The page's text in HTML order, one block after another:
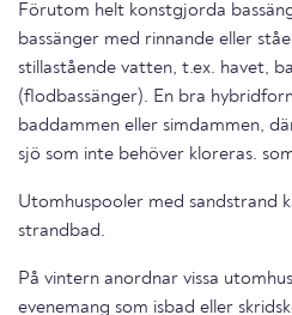
Förutom helt konstgjorda
bassänger med rinnande eller
stillastående vatten, t.ex. havet,
(flodbassänger). En bra
baddammen eller simdammen,
sjö som inte behöver kloreras.
Utomhuspooler med sandstrand
strandbad.
På vintern anordnar vissa
evenemang som isbad eller